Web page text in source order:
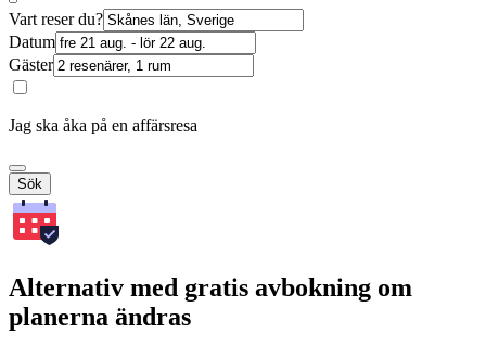
Vart reser du?
Datum
Gäster
Jag ska åka på en affärsresa
Sök
Alternativ med gratis avbokning om
planerna ändras